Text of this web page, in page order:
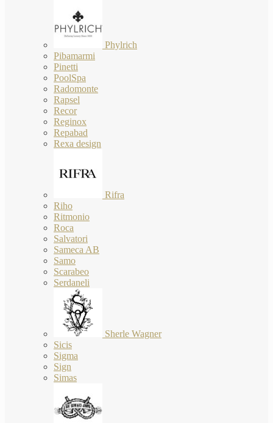
Phylrich
Pibamarmi
Pinetti
PoolSpa
Radomonte
Rapsel
Recor
Reginox
Repabad
Rexa design
Rifra
Riho
Ritmonio
Roca
Salvatori
Sameca AB
Samo
Scarabeo
Serdaneli
Sherle Wagner
Sicis
Sigma
Sign
Simas